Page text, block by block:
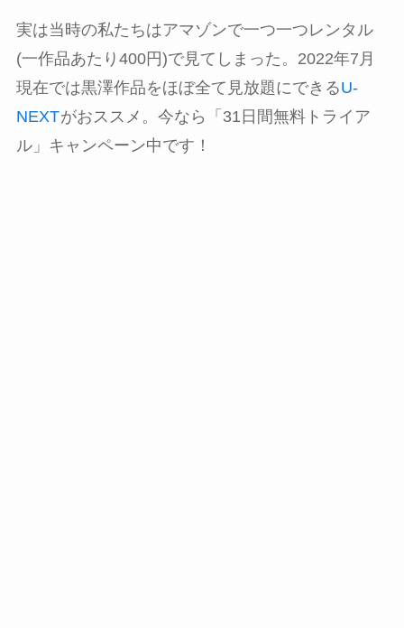
実は当時の私たちはアマゾンで一つ一つレンタル
(一作品あたり400円)で見てしまった。2022年7月
現在では黒澤作品をほぼ全て見放題にできるU-
NEXTがおススメ。今なら「31日間無料トライア
ル」キャンペーン中です！